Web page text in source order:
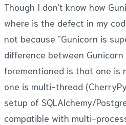
Though I don't know how
where is the defect in my
not because "Gunicorn is
difference between
forementioned is that one is
one is multi-thread
setup of SQLAlchemy/
compatible with multi-